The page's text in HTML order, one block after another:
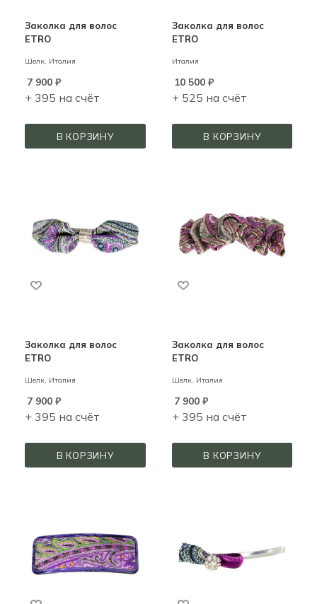
Заколка для волос
ETRO
Шелк, Италия
7 900 ₽
+ 395 на счёт
В КОРЗИНУ
Заколка для волос
ETRO
Италия
10 500₽
+ 525 на счёт
В КОРЗИНУ
Заколка для волос
ETRO
Шелк, Италия
7 900 ₽
+ 395 на счёт
В КОРЗИНУ
Заколка для волос
ETRO
Шелк, Италия
7 900₽
+ 395 на счёт
В КОРЗИНУ